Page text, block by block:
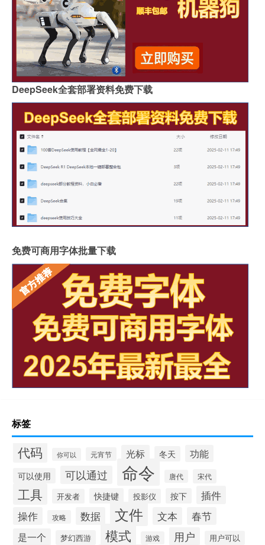
DeepSeek全套部署资料免费下载
免费可商用字体批量下载
标签
代码 你可以 元宵节 光标 冬天 功能
可以使用 可以通过 命令 唐代 宋代
工具 开发者 快捷键 投影仪 按下 插件
操作 攻略 数据 文件 文本 春节
是一个 梦幻西游 模式 游戏 用户 用户可以